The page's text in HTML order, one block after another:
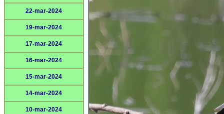
22-mar-2024
19-mar-2024
17-mar-2024
16-mar-2024
15-mar-2024
14-mar-2024
10-mar-2024